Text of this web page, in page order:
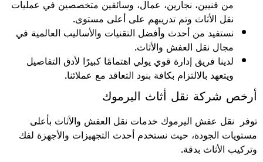
من فنيين، نجارين، عمال، وسائقين متخصصين في عمليات
نقل الأثاث وتم تدريبهم على أعلى مستوى.
نستفيد من أحدث وأفضل التقنيات والأساليب العالمية في
مجال نقل العفش والأثاث.
لدينا فريق إدارة قوي يولي اهتمامًا كبيرًا لأدق التفاصيل
ويتعهد بالالتزام بكافة بنود التعاقد مع عملائنا.
أرخص شركة نقل أثاث اليرموك
توفر نقل عفش اليرموك خدمات نقل العفش والأثاث بأعلى
مستويات الجودة، حيث نستخدم أحدث التجهيزات والأجهزة لفك
وتركيب الأثاث بدقة.